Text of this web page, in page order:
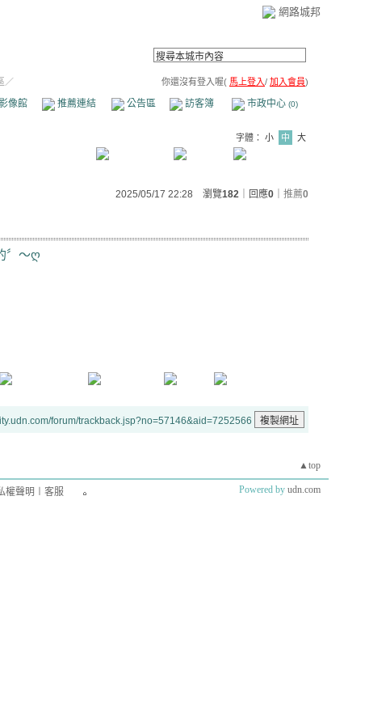
網路城邦
／ 你還沒有登入喔( 馬上登入/ 加入會員)
像館 推薦連結 公告區 訪客簿 市政中心 (0)
字體： 小 中 大
2025/05/17 22:28 瀏覽182 ｜回應0 推薦0
〞～ღ
forum/trackback.jsp?no=57146&aid=7252566
▲top
權聲明 客服 Powered by udn.com